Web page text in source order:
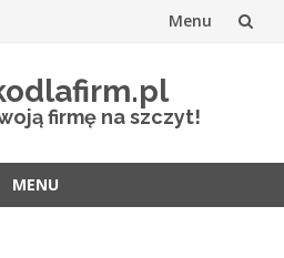
Menu
firmę na szczyt!
MENU